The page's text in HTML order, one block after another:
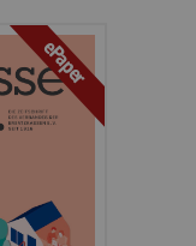
ePaper